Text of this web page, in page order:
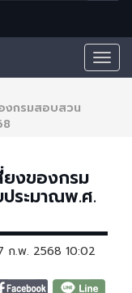
งกรมสอบสวน
ยงของกรม
ระมาณพ.ศ.
ก.พ. 2568 10:02